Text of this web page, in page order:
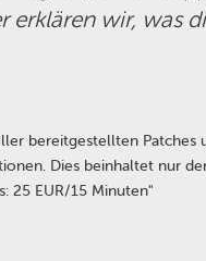
erklären wir, was
bereitgestellten Patches
Dies beinhaltet nur
25 EUR/15 Minuten